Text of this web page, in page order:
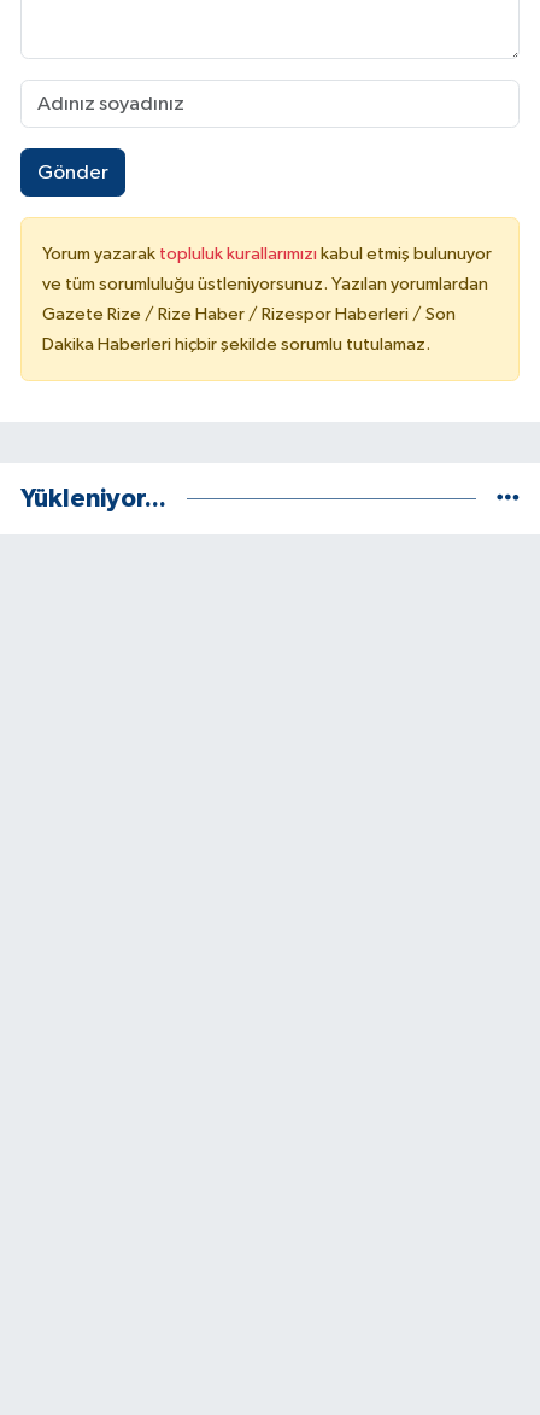
Gönder
Yorum yazarak topluluk kurallarımızı kabul etmiş bulunuyor
ve tüm sorumluluğu üstleniyorsunuz. Yazılan yorumlardan
Gazete Rize / Rize Haber / Rizespor Haberleri / Son
Dakika Haberleri hiçbir şekilde sorumlu tutulamaz.
Yükleniyor...